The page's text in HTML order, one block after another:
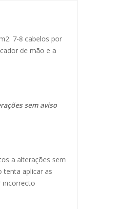
7-8 cabelos por
de mão e a
sem aviso
a alterações sem
tenta aplicar as
incorrecto